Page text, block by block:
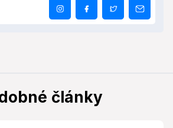
články